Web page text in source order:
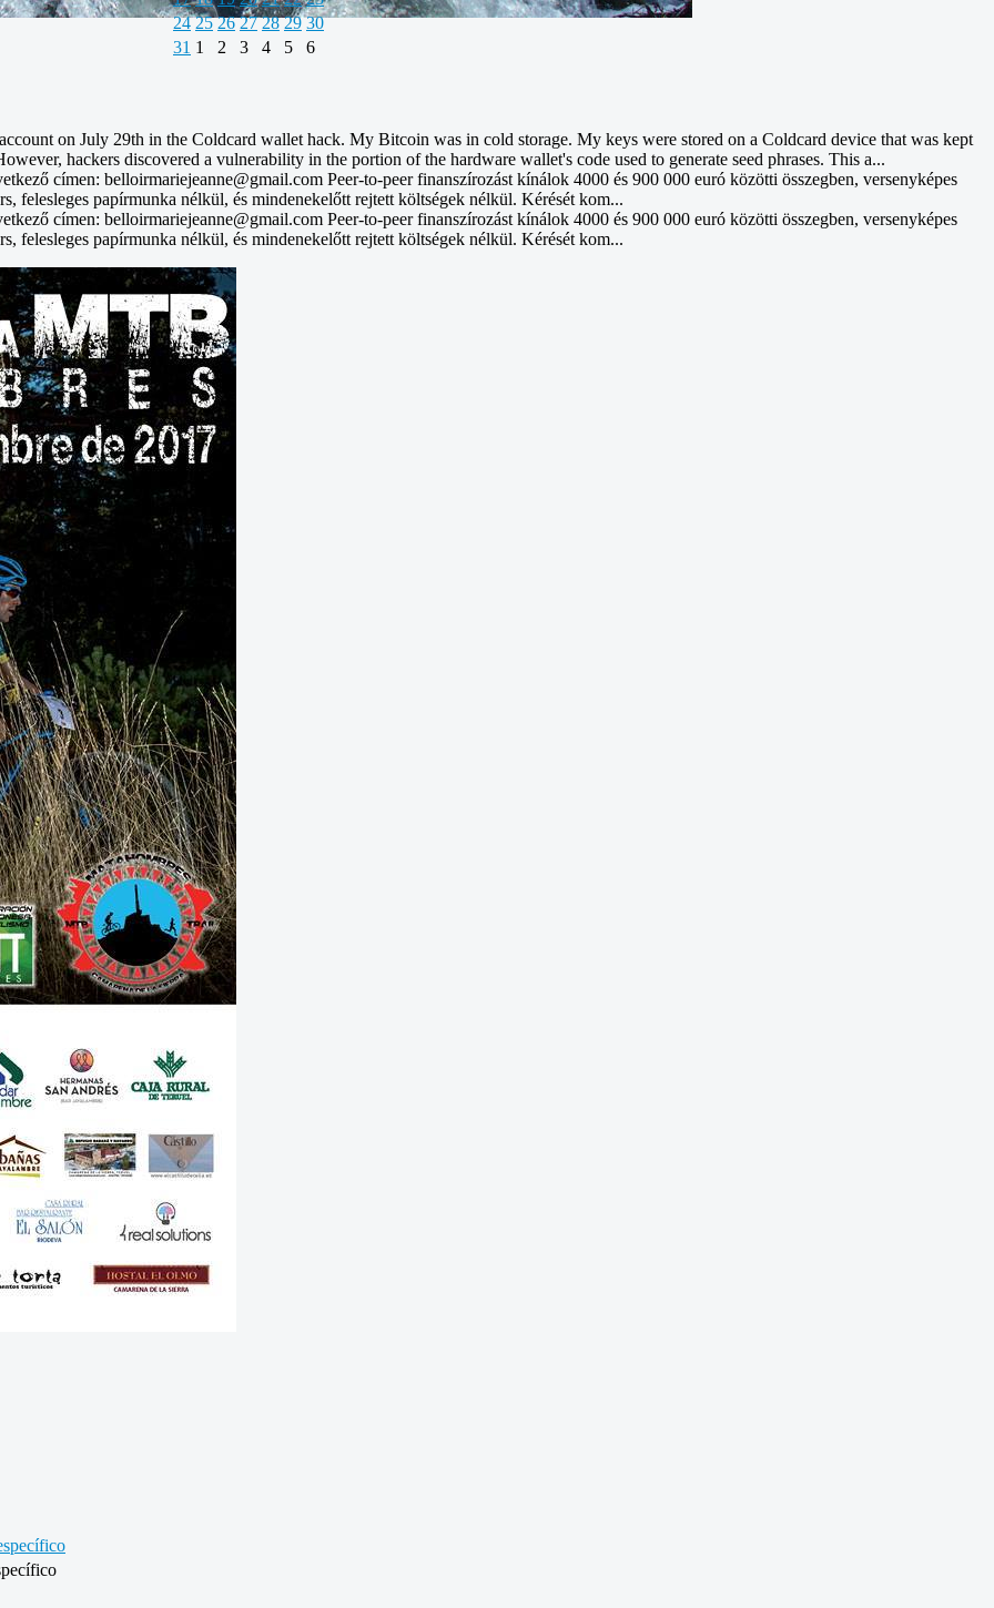
24 25 26 27 28 29 30
31 1 2 3 4 5 6
on July 29th in the Coldcard wallet hack. My Bitcoin was in cold storage. My keys were stored on a Coldcard device that was kept
hackers discovered a vulnerability in the portion of the hardware wallet's code used to generate seed phrases. This a...
címen: belloirmariejeanne@gmail.com Peer-to-peer finanszírozást kínálok 4000 és 900 000 euró közötti összegben, versenyképes
felesleges papírmunka nélkül, és mindenekelőtt rejtett költségek nélkül. Kérését kom...
címen: belloirmariejeanne@gmail.com Peer-to-peer finanszírozást kínálok 4000 és 900 000 euró közötti összegben, versenyképes
felesleges papírmunka nélkül, és mindenekelőtt rejtett költségek nélkül. Kérését kom...